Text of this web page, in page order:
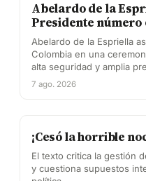
Abelardo de la
Presidente número
Abelardo de la Espriella
Colombia en una
alta seguridad y amplia
7 ago. 2026
¡Cesó la horrible
El texto critica la gestión
y cuestiona supuestos